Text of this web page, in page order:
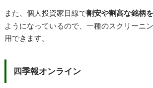
また、個人投資家目線で割安や割高な銘柄
ようになっているので、一種のスクリーニ
用できます。
四季報オンライン